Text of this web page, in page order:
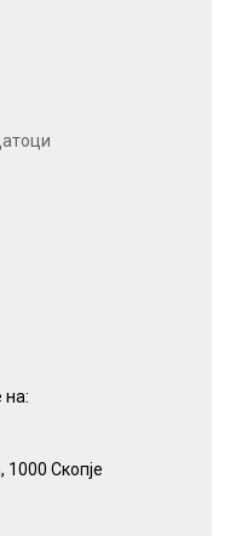
на:
Скопје